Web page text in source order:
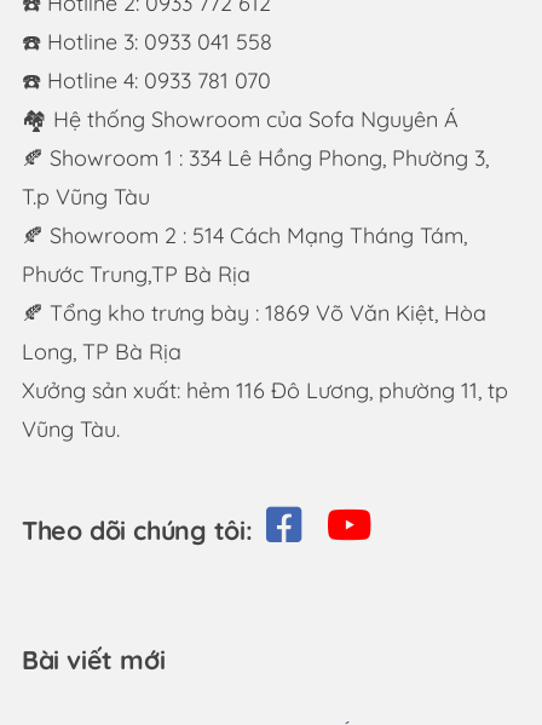
☎️ Hotline 3: 0933 041 558
☎️ Hotline 4: 0933 781 070
🏘 Hệ thống Showroom của Sofa Nguyên Á
🍂 Showroom 1 : 334 Lê Hồng Phong, Phường 3,
T.p Vũng Tàu
🍂 Showroom 2 : 514 Cách Mạng Tháng Tám,
Phước Trung,TP Bà Rịa
🍂 Tổng kho trưng bày : 1869 Võ Văn Kiệt, Hòa
Long, TP Bà Rịa
Xưởng sản xuất: hẻm 116 Đô Lương, phường 11, tp
Vũng Tàu.
Theo dõi chúng tôi:
Bài viết mới